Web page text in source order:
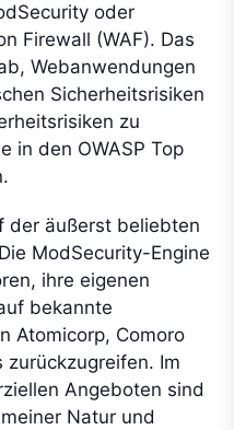
oder
Firewall (WAF). Das
Webanwendungen
Sicherheitsrisiken
zu
in den OWASP Top
der äußerst beliebten
ModSecurity-Engine
ihre eigenen
bekannte
Atomicorp, Comoro
Im
Angeboten sind
Natur und